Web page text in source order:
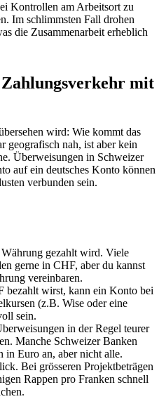
Kontrollen am Arbeitsort zu
Im schlimmsten Fall drohen
die Zusammenarbeit erheblich
mit
wird: Wie kommt das
geografisch nah, ist aber kein
Überweisungen in Schweizer
auf ein deutsches Konto können
verbunden sein.
gezahlt wird. Viele
gerne in CHF, aber du kannst
vereinbaren.
bezahlt wirst, kann ein Konto bei
(z.B. Wise oder eine
sein.
in der Regel teurer
Manche Schweizer Banken
in Euro an, aber nicht alle.
Bei grösseren Projektbeträgen
Rappen pro Franken schnell